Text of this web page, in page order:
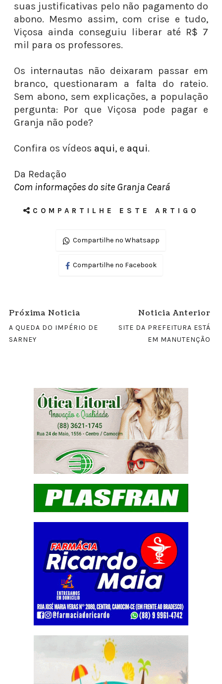
suas justificativas pelo não pagamento do
abono. Mesmo assim, com crise e tudo,
Viçosa ainda conseguiu liberar até R$ 7
mil para os professores.
Os internautas não deixaram passar em
branco, questionaram a falta do rateio.
Sem abono, sem explicações, a população
pergunta: Por que Viçosa pode pagar e
Granja não pode?
Confira os vídeos aqui, e aqui.
Da Redação
Com informações do site Granja Ceará
COMPARTILHE ESTE ARTIGO
Compartilhe no Whatsapp
Compartilhe no Facebook
Próxima Noticia
A QUEDA DO IMPÉRIO DE
SARNEY
Noticia Anterior
SITE DA PREFEITURA ESTÁ
EM MANUTENÇÃO